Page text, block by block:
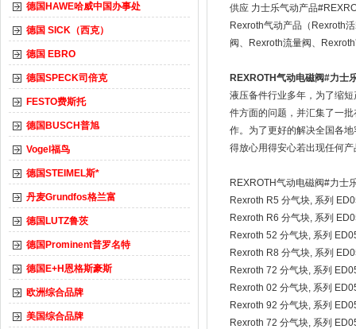
德国HAWE哈威中国办事处
德国 SICK（西克）
德国 EBRO
德国SPECK司倍克
FESTO费斯托
德国BUSCH普旭
Vogel福鸟
德国STEIMEL斯*
丹麦Grundfos格兰富
德国LUTZ鲁茨
德国Prominent普罗名特
德国E+H恩格斯豪斯
欧洲综合品牌
美国综合品牌
供应 力士乐气动产品
Rexroth气动产品（Rexroth
阀、Rexroth流量阀、
REXROTH气动电磁阀#力士
液压备件行业多年，为了缩
件方面的问题，并汇集了一
作。为了更好的解决全国各
得放心用得安心若出现任何
REXROTH气动电磁阀#力士
Rexroth R5 分气块, 系列
Rexroth R6 分气块, 系列
Rexroth 52 分气块, 系列
Rexroth R8 分气块, 系列
Rexroth 72 分气块, 系列
Rexroth 02 分气块, 系列
Rexroth 92 分气块, 系列
Rexroth 72 分气块, 系列